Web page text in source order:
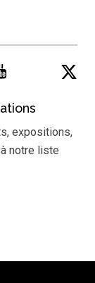
expositions,
notre liste